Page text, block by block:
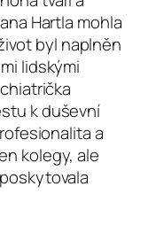
Hartla mohla
byl naplněn
lidskými
k duševní
a
kolegy, ale